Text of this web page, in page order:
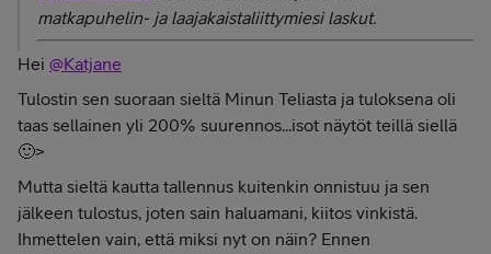
matkapuhelin- ja laajakaistaliittymiesi laskut.
Hei @Katjane
Tulostin sen suoraan sieltä Minun Teliasta ja tuloksena oli
taas sellainen yli 200% suurennos...isot näytöt teillä siellä
🙂>
Mutta sieltä kautta tallennus kuitenkin onnistuu ja sen
jälkeen tulostus, joten sain haluamani, kiitos vinkistä.
Ihmettelen vain, että miksi nyt on näin? Ennen